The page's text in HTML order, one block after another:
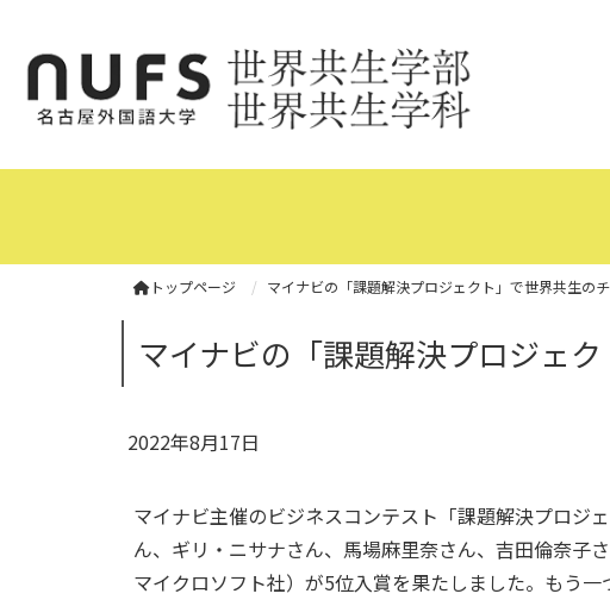
トップページ マイナビの「課題解決プロジェクト」で世界共生の
マイナビの「課題解決プロジェ
2022年8月17日
マイナビ主催のビジネスコンテスト「課題解決プロジ
ん、ギリ・ニサナさん、馬場麻里奈さん、吉田倫奈子
マイクロソフト社）が5位入賞を果たしました。もう